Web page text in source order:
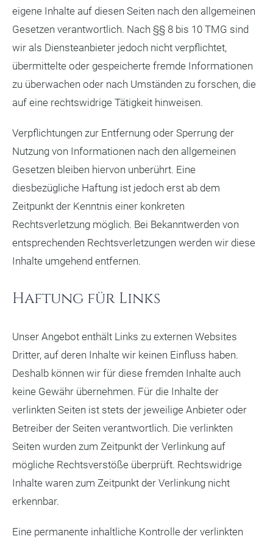
eigene Inhalte auf diesen Seiten nach den allgemeinen
Gesetzen verantwortlich. Nach §§ 8 bis 10 TMG sind
wir als Diensteanbieter jedoch nicht verpflichtet,
übermittelte oder gespeicherte fremde Informationen
zu überwachen oder nach Umständen zu forschen, die
auf eine rechtswidrige Tätigkeit hinweisen.
Verpflichtungen zur Entfernung oder Sperrung der
Nutzung von Informationen nach den allgemeinen
Gesetzen bleiben hiervon unberührt. Eine
diesbezügliche Haftung ist jedoch erst ab dem
Zeitpunkt der Kenntnis einer konkreten
Rechtsverletzung möglich. Bei Bekanntwerden von
entsprechenden Rechtsverletzungen werden wir diese
Inhalte umgehend entfernen.
Haftung für Links
Unser Angebot enthält Links zu externen Websites
Dritter, auf deren Inhalte wir keinen Einfluss haben.
Deshalb können wir für diese fremden Inhalte auch
keine Gewähr übernehmen. Für die Inhalte der
verlinkten Seiten ist stets der jeweilige Anbieter oder
Betreiber der Seiten verantwortlich. Die verlinkten
Seiten wurden zum Zeitpunkt der Verlinkung auf
mögliche Rechtsverstöße überprüft. Rechtswidrige
Inhalte waren zum Zeitpunkt der Verlinkung nicht
erkennbar.
Eine permanente inhaltliche Kontrolle der verlinkten